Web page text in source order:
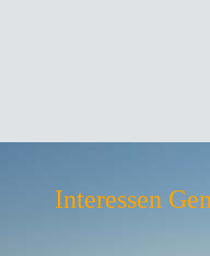
Interessen